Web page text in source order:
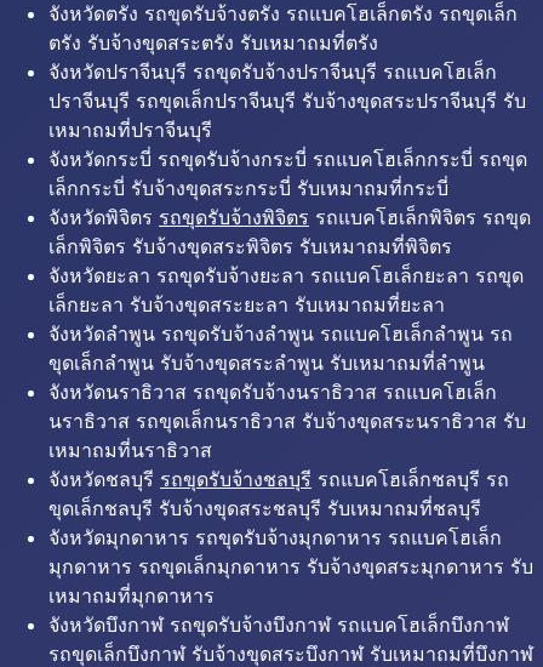
จังหวัดตรัง รถขุดรับจ้างตรัง รถแบคโฮเล็กตรัง รถขุดเล็ก
ตรัง รับจ้างขุดสระตรัง รับเหมาถมที่ตรัง
จังหวัดปราจีนบุรี รถขุดรับจ้างปราจีนบุรี รถแบคโฮเล็ก
ปราจีนบุรี รถขุดเล็กปราจีนบุรี รับจ้างขุดสระปราจีนบุรี รับ
เหมาถมที่ปราจีนบุรี
จังหวัดกระบี่ รถขุดรับจ้างกระบี่ รถแบคโฮเล็กกระบี่ รถขุด
เล็กกระบี่ รับจ้างขุดสระกระบี่ รับเหมาถมที่กระบี่
จังหวัดพิจิตร รถขุดรับจ้างพิจิตร รถแบคโฮเล็กพิจิตร รถขุด
เล็กพิจิตร รับจ้างขุดสระพิจิตร รับเหมาถมที่พิจิตร
จังหวัดยะลา รถขุดรับจ้างยะลา รถแบคโฮเล็กยะลา รถขุด
เล็กยะลา รับจ้างขุดสระยะลา รับเหมาถมที่ยะลา
จังหวัดลำพูน รถขุดรับจ้างลำพูน รถแบคโฮเล็กลำพูน รถ
ขุดเล็กลำพูน รับจ้างขุดสระลำพูน รับเหมาถมที่ลำพูน
จังหวัดนราธิวาส รถขุดรับจ้างนราธิวาส รถแบคโฮเล็ก
นราธิวาส รถขุดเล็กนราธิวาส รับจ้างขุดสระนราธิวาส รับ
เหมาถมที่นราธิวาส
จังหวัดชลบุรี รถขุดรับจ้างชลบุรี รถแบคโฮเล็กชลบุรี รถ
ขุดเล็กชลบุรี รับจ้างขุดสระชลบุรี รับเหมาถมที่ชลบุรี
จังหวัดมุกดาหาร รถขุดรับจ้างมุกดาหาร รถแบคโฮเล็ก
มุกดาหาร รถขุดเล็กมุกดาหาร รับจ้างขุดสระมุกดาหาร รับ
เหมาถมที่มุกดาหาร
จังหวัดบึงกาฬ รถขุดรับจ้างบึงกาฬ รถแบคโฮเล็กบึงกาฬ
รถขุดเล็กบึงกาฬ รับจ้างขุดสระบึงกาฬ รับเหมาถมที่บึงกาฬ